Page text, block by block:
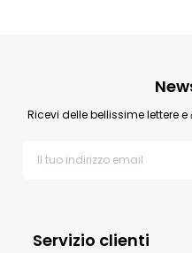
Servizio clienti
Ricevi delle bellissime lettere